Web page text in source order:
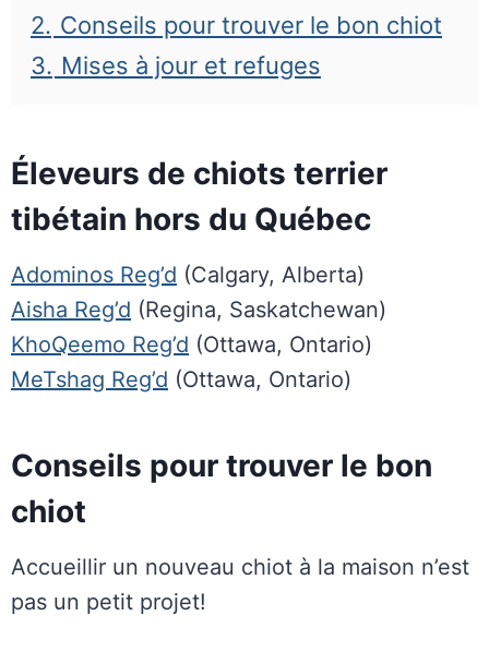
2. Conseils pour trouver le bon chiot
3. Mises à jour et refuges
Éleveurs de chiots terrier
tibétain hors du Québec
Adominos Reg’d (Calgary, Alberta)
Aisha Reg’d (Regina, Saskatchewan)
KhoQeemo Reg’d (Ottawa, Ontario)
MeTshag Reg’d (Ottawa, Ontario)
Conseils pour trouver le bon
chiot
Accueillir un nouveau chiot à la maison n’est
pas un petit projet!